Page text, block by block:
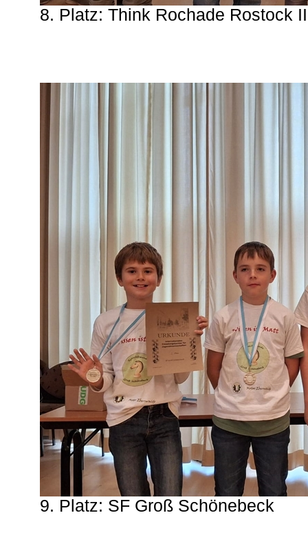
8. Platz: Think Rochade Rostock
9. Platz: SF Groß Schönebeck